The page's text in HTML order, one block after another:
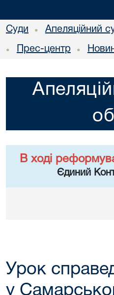
Суди • Апеляційний
• Прес-центр •
В ході
Єдиний
Урок
у